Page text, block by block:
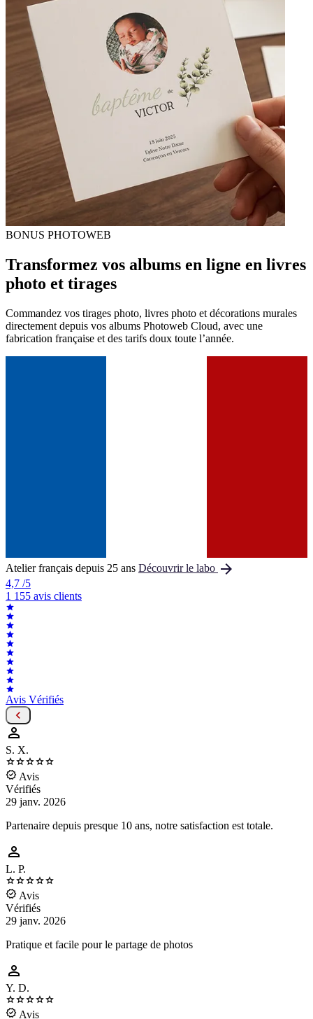
BONUS PHOTOWEB
Transformez vos albums en ligne en livres
photo et tirages
Commandez vos tirages photo, livres photo et décorations murales
directement depuis vos albums Photoweb Cloud, avec une
fabrication française et des tarifs doux toute l’année.
Atelier français depuis 25 ans Découvrir le labo 
4,7 /5
1 155 avis clients
Avis Vérifiés


S. X.

 Avis
Vérifiés
29 janv. 2026
Partenaire depuis presque 10 ans, notre satisfaction est totale.

L. P.

 Avis
Vérifiés
29 janv. 2026
Pratique et facile pour le partage de photos

Y. D.

 Avis